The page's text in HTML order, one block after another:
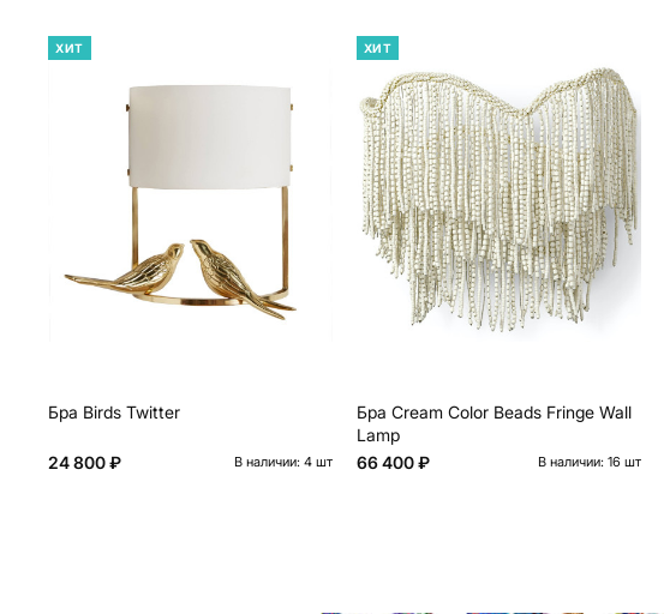
ХИТ
Бра Birds Twitter
24 800 ₽ В наличии: 4 шт
ХИТ
Бра Cream Color Beads Fringe Wall
Lamp
66 400 ₽
В наличии: 16 шт